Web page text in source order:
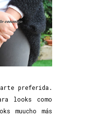
preferida.
looks como
muucho más